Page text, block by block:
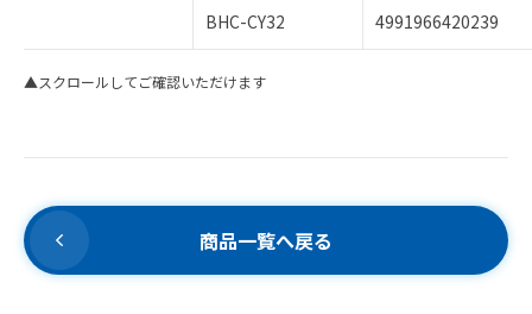
BHC-CY32 4991966420239
▲スクロールしてご確認いただけます
商品一覧へ戻る